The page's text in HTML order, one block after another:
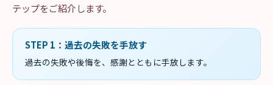
テップをご紹介します。
STEP 1 ： 過去の失敗を手放す
過去の失敗や後悔を、感謝とともに手放します。